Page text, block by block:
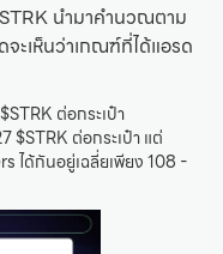
นำมาคำนวณตาม
ะเห็นว่าเกณฑ์ที่ได้แอรด
ต่อกระเป๋า
$STRK ต่อกระเป๋า แต่
ได้กันอยู่เฉลี่ยเพียง 108 -